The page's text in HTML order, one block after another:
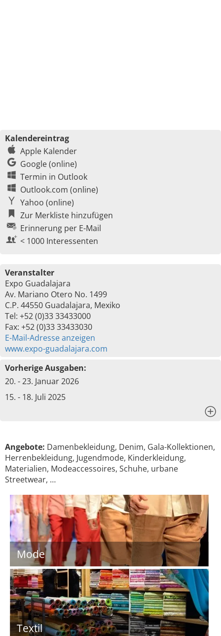
Kalendereintrag
Apple Kalender
Google (online)
Termin in Outlook
Outlook.com (online)
Yahoo (online)
Zur Merkliste hinzufügen
Erinnerung per E-Mail
< 1000 Interessenten
Veranstalter
Expo Guadalajara
Av. Mariano Otero No. 1499
C.P. 44550 Guadalajara, Mexiko
Tel: +52 (0)33 33433000
Fax: +52 (0)33 33433030
E-Mail-Adresse anzeigen
www.expo-guadalajara.com
Vorherige Ausgaben:
20. - 23. Januar 2026
15. - 18. Juli 2025
Angebote: Damenbekleidung, Denim, Gala-Kollektionen,
Herrenbekleidung, Jugendmode, Kinderkleidung,
Materialien, Modeaccessoires, Schuhe, urbane
Streetwear, …
Mode
Textil